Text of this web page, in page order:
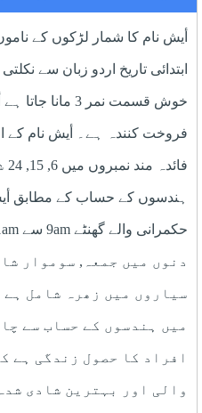
أيش نام کا شمار لڑکوں کے
ابتدائی تاریخ اردو زبان سے
خوش قسمت نمر 3
فروخت کنندہ ہے۔ أيش نام کے
فائدہ مند نمبروں میں 6, 15, 24 شامل ہیں۔
ہندسوں کے حساب کے مطابق
دنوں میں جمعہ, سوموار
سیاروں میں زھرہ شامل
میں ہندسوں کے حساب سے
افراد کا حصول زندگی ہے
والی اور بہترین شادی